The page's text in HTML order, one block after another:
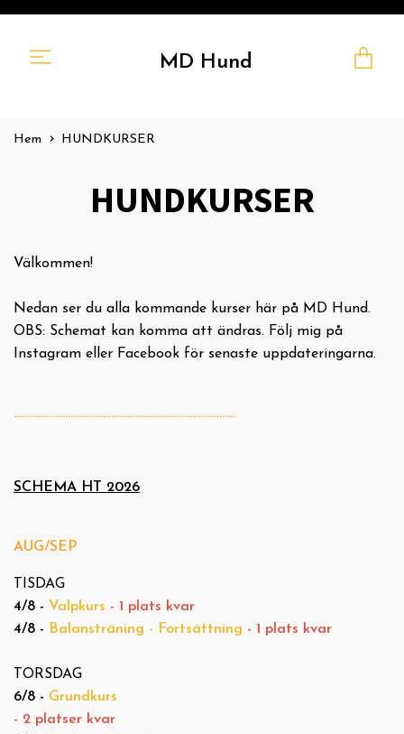
MD Hund
Hem HUNDKURSER
HUNDKURSER
Välkommen!
Nedan ser du alla kommande kurser här på MD Hund.
OBS: Schemat kan komma att ändras. Följ mig på
Instagram eller Facebook för senaste uppdateringarna.
..................................................................................
SCHEMA HT 2026
AUG/SEP
TISDAG
4/8 - Valpkurs - 1 plats kvar
4/8 - Balansträning - Fortsättning - 1 plats kvar
TORSDAG
6/8 - Grundkurs
- 2 platser kvar